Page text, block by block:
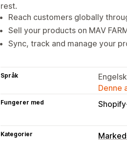
rest.
Reach customers globally
Sell your products on MAV
Sync, track and manage your
Språk
Engelsk
Denne
Fungerer med
Kategorier